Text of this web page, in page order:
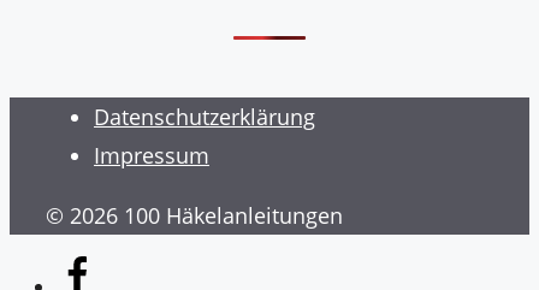
Datenschutzerklärung
Impressum
© 2026 100 Häkelanleitungen